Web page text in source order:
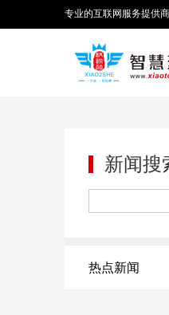
专业的互联网服务提供
新闻搜
热点新闻